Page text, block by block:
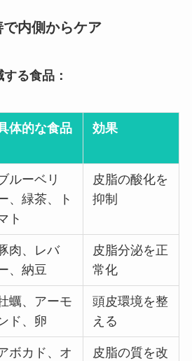
内側からケア
る食品：
体的な食品 効果
ルーベリ
、緑茶、ト
ト
皮脂の酸化を
抑制
肉、レバ
、納豆
皮脂分泌を正
常化
蠣、アーモ
ド、卵
頭皮環境を整
える
ボカド、オ
皮脂の質を改